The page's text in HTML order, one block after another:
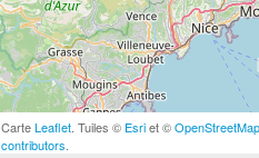
CarteLeaflet . Tuiles © Esriet ©OpenStreetMap
contributors